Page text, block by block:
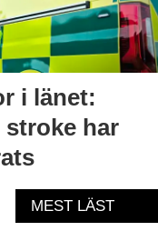
i länet:
har
MEST LÄST